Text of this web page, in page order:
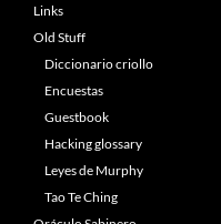
Links
Old Stuff
Diccionario criollo
Encuestas
Guestbook
Hacking glossary
Leyes de Murphy
Tao Te Ching